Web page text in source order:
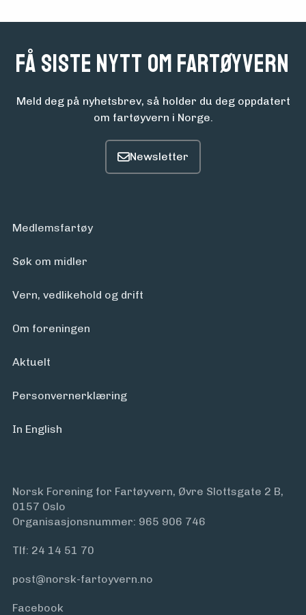
Aktuelt
Arrangementer
Få siste nytt om fartøyvern
Meld deg på nyhetsbrev, så holder du deg oppdatert
om fartøyvern i Norge.
Medlemsfartøy
Søk om midler
Vern, vedlikehold og drift
Om foreningen
Aktuelt
Personvern­erklæring
In English
Norsk Forening for Fartøyvern, Øvre Slottsgate 2 B,
0157 Oslo
Organisasjonsnummer: 965 906 746
Tlf: 24 14 51 70
post@norsk-fartoyvern.no
Facebook